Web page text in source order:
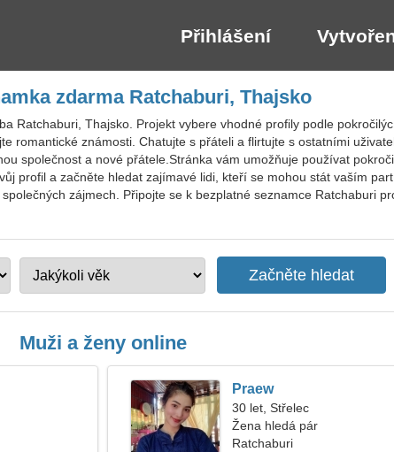
Přihlášení
zdarma Ratchaburi, Thajsko
Ratchaburi, Thajsko. Projekt vybere vhodné profily podle
romantické známosti. Chatujte s přáteli a flirtujte s ostatními
společnost a nové přátele.Stránka vám umožňuje používat
profil a začněte hledat zajímavé lidi, kteří se mohou stát vaším
zájmech. Připojte se k bezplatné seznamce Ratchaburi
Muži a ženy online
Praew
30 let, Střelec
Žena hledá pár
Ratchaburi